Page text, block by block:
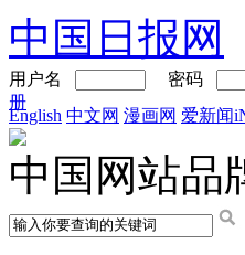
中国日报网
用户名 密码
册
English 中文网 漫画网 爱新闻
中国网站品